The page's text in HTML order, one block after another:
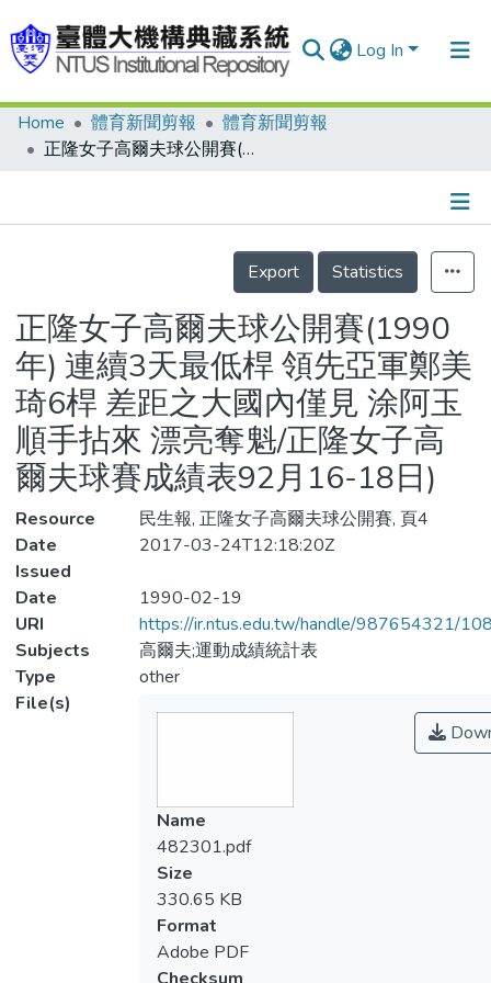
Log In
Communities & Collections
Statistics
Home 體育新聞剪報
體育新聞剪報
正隆女子高爾夫球公開賽(1990年) 連續3天最低桿 領先亞軍鄭美琦6桿 差距之大國內僅見 涂阿玉順手拈來 漂亮奪魁/正隆女子高爾夫球賽成績表92月16-18日)
Details
Export
Statistics
正隆女子高爾夫球公開賽(1990
年) 連續3天最低桿 領先亞軍鄭美
琦6桿 差距之大國內僅見 涂阿玉
順手拈來 漂亮奪魁/正隆女子高
爾夫球賽成績表92月16-18日)
Resource
民生報, 正隆女子高爾夫球公開賽, 頁4
Date
Issued
2017-03-24T12:18:20Z
Date
1990-02-19
URI
https://ir.ntus.edu.tw/handle/987654321/
Subjects
高爾夫;運動成績統計表
Type
other
File(s)
Name
482301.pdf
Size
330.65 KB
Format
Adobe PDF